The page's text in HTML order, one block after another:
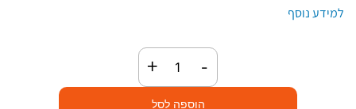
למידע נוסף
-
גליל
+
הוספה לסל